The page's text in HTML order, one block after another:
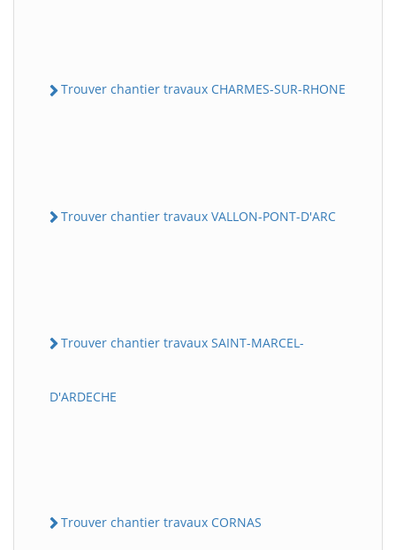
Trouver chantier travaux CHARMES-SUR-RHONE
Trouver chantier travaux VALLON-PONT-D'ARC
Trouver chantier travaux SAINT-MARCEL-
D'ARDECHE
Trouver chantier travaux CORNAS